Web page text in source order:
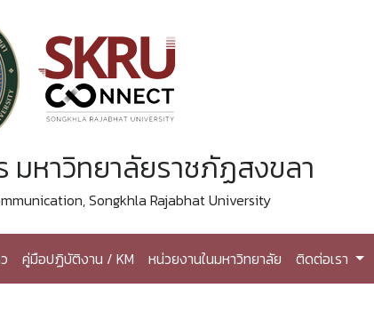
มหาวิทยาลัยราชภัฏสงขลา
Songkhla Rajabhat University
คู่มือปฏิบัติงาน / KM หน่วยงานในมหาวิทยาลัย ติดต่อเรา